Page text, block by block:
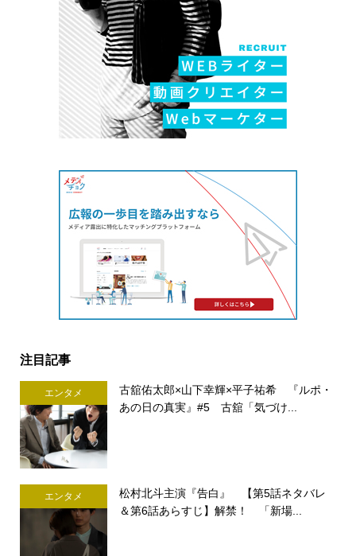
注目記事
エンタメ
古舘佑太郎×山下幸輝×平子祐希 『ルポ・
あの日の真実』#5 古舘「気づけ...
エンタメ
松村北斗主演『告白』 【第5話ネタバレ
＆第6話あらすじ】解禁！ 「新場...